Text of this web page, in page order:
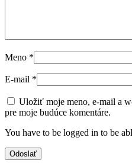
Meno *
E-mail *
Uložiť moje meno, e-mail a
pre moje budúce komentáre.
You have to be logged in to be